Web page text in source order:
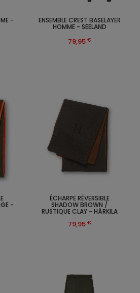
- ENSEMBLE CREST BASELAYER
HOMME - SEELAND
79,95 €
-
ÉCHARPE RÉVERSIBLE
SHADOW BROWN /
RUSTIQUE CLAY - HÄRKILA
79,95 €